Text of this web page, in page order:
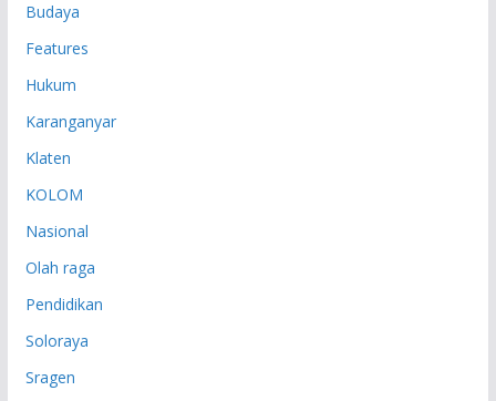
Budaya
Features
Hukum
Karanganyar
Klaten
KOLOM
Nasional
Olah raga
Pendidikan
Soloraya
Sragen